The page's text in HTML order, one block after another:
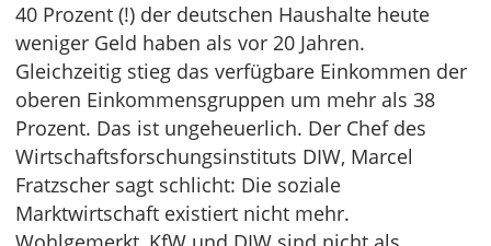
40 Prozent (!) der deutschen Haushalte heute
weniger Geld haben als vor 20 Jahren.
Gleichzeitig stieg das verfügbare Einkommen der
oberen Einkommensgruppen um mehr als 38
Prozent. Das ist ungeheuerlich. Der Chef des
Wirtschaftsforschungsinstituts DIW, Marcel
Fratzscher sagt schlicht: Die soziale
Marktwirtschaft existiert nicht mehr.